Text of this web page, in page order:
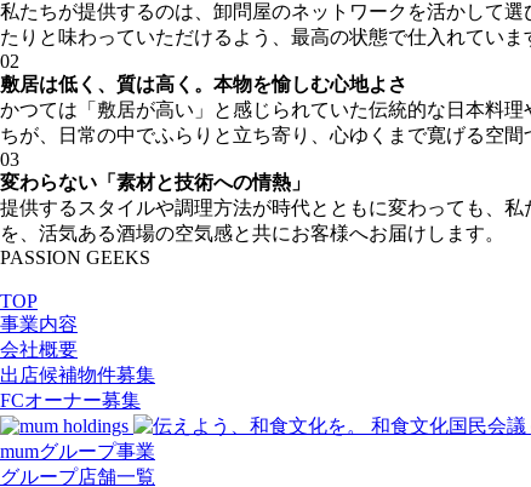
私たちが提供するのは、卸問屋のネットワークを活かして
たりと味わっていただけるよう、最高の状態で仕入れていま
02
敷居は低く、質は高く。本物を愉しむ心地よさ
かつては「敷居が高い」と感じられていた伝統的な日本料
ちが、日常の中でふらりと立ち寄り、心ゆくまで寛げる空間
03
変わらない「素材と技術への情熱」
提供するスタイルや調理方法が時代とともに変わっても、
を、活気ある酒場の空気感と共にお客様へお届けします。
PASSION GEEKS
TOP
事業内容
会社概要
出店候補物件募集
FCオーナー募集
mumグループ事業
グループ店舗一覧